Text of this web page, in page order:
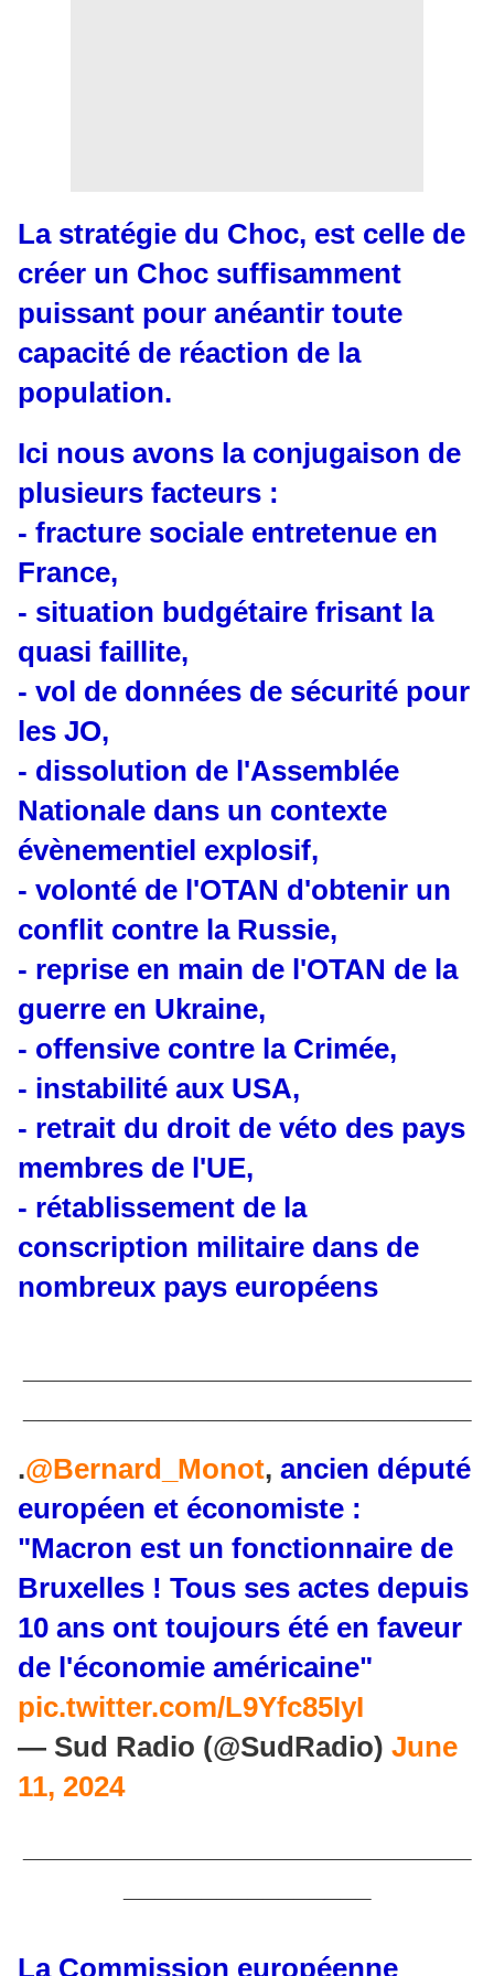
La stratégie du Choc, est celle de
créer un Choc suffisamment
puissant pour anéantir toute
capacité de réaction de la
population.
Ici nous avons la conjugaison de
plusieurs facteurs :
- fracture sociale entretenue en
France,
- situation budgétaire frisant la
quasi faillite,
- vol de données de sécurité pour
les JO,
- dissolution de l'Assemblée
Nationale dans un contexte
évènementiel explosif,
- volonté de l'OTAN d'obtenir un
conflit contre la Russie,
- reprise en main de l'OTAN de la
guerre en Ukraine,
- offensive contre la Crimée,
- instabilité aux USA,
- retrait du droit de véto des pays
membres de l'UE,
- rétablissement de la
conscription militaire dans de
nombreux pays européens
.@Bernard_Monot, ancien député
européen et économiste :
"Macron est un fonctionnaire de
Bruxelles ! Tous ses actes depuis
10 ans ont toujours été en faveur
de l'économie américaine"
pic.twitter.com/L9Yfc85IyI
— Sud Radio (@SudRadio) June
11, 2024
La Commission européenne